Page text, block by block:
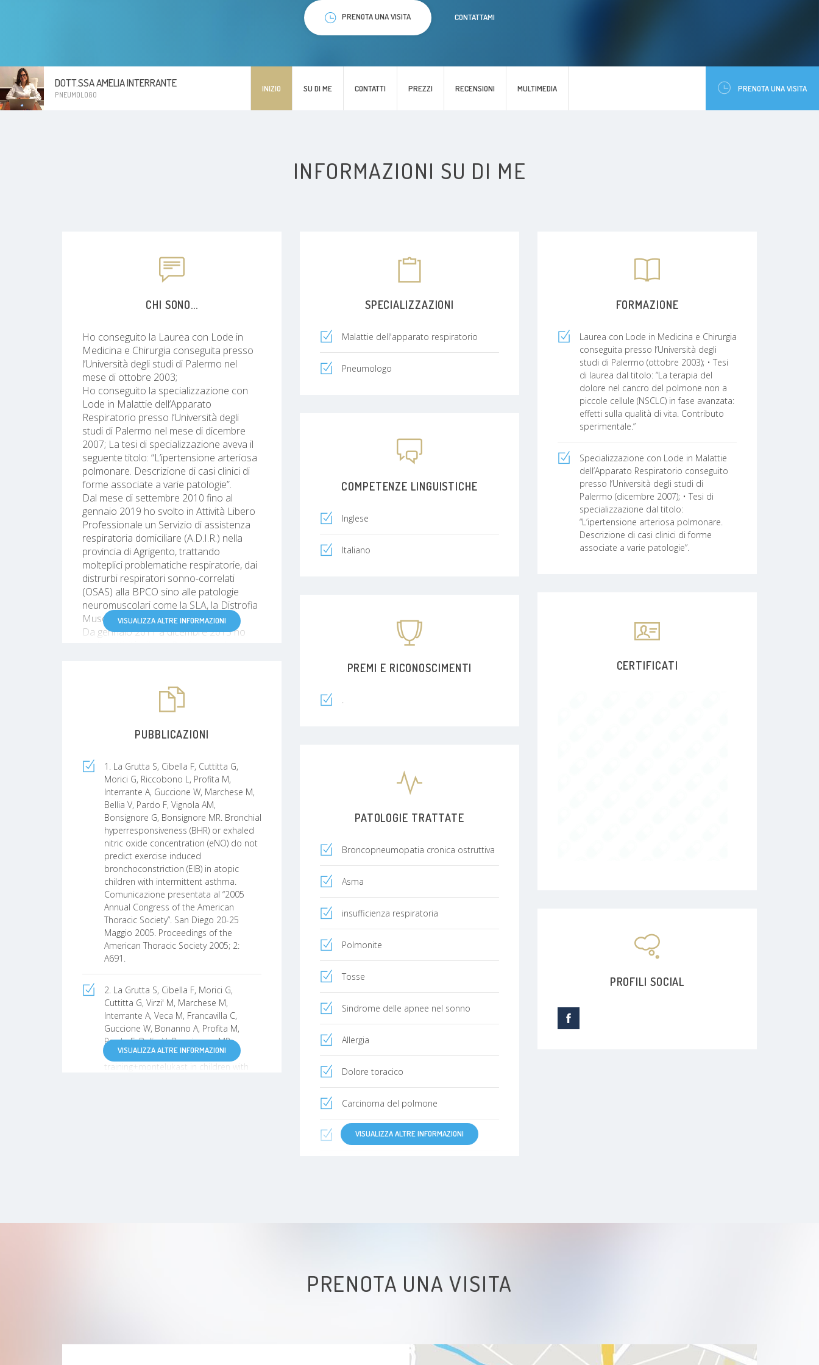
DOTT.SSA AMELIA INTERRANTE
PNEUMOLOGO
INIZIO SU DI ME CONTATTI PREZZI RECENSIONI MULTIMEDIA PRENOTA UNA VISITA
PRENOTA UNA VISITA CONTATTAMI
INFORMAZIONI SU DI ME
CHI SONO...
Ho conseguito la Laurea con Lode in
Medicina e Chirurgia conseguita presso
l’Università degli studi di Palermo nel
mese di ottobre 2003;
Ho conseguito la specializzazione con
Lode in Malattie dell’Apparato
Respiratorio presso l’Università degli
studi di Palermo nel mese di dicembre
2007; La tesi di specializzazione aveva il
seguente titolo: “L’ipertensione arteriosa
polmonare. Descrizione di casi clinici di
forme associate a varie patologie”.
Dal mese di settembre 2010 fino al
gennaio 2019 ho svolto in Attività Libero
Professionale un Servizio di assistenza
respiratoria domiciliare (A.D.I.R.) nella
provincia di Agrigento, trattando
molteplici problematiche respiratorie, dai
distrurbi respiratori sonno-correlati
(OSAS) alla BPCO sino alle patologie
neuromuscolari come la SLA, la Distrofia
Muscolare e la SMA;
Da gennaio 2011 a dicembre 2013 ho
Dal mese di gennaio 2011 e a tutt’oggi
ricopro il ruolo di Responsabile della
Pneumologia presso la Casa di Cura
VISUALIZZA ALTRE INFORMAZIONI
SPECIALIZZAZIONI
Malattie dell'apparato respiratorio
Pneumologo
FORMAZIONE
Laurea con Lode in Medicina e Chirurgia
conseguita presso l’Università degli
studi di Palermo (ottobre 2003); • Tesi
di laurea dal titolo: “La terapia del
dolore nel cancro del polmone non a
piccole cellule (NSCLC) in fase avanzata:
effetti sulla qualità di vita. Contributo
sperimentale.”
Specializzazione con Lode in Malattie
dell’Apparato Respiratorio conseguito
presso l’Università degli studi di
Palermo (dicembre 2007); • Tesi di
specializzazione dal titolo:
“L’ipertensione arteriosa polmonare.
Descrizione di casi clinici di forme
associate a varie patologie”.
COMPETENZE LINGUISTICHE
Inglese
Italiano
CERTIFICATI
PREMI E RICONOSCIMENTI
.
PUBBLICAZIONI
1. La Grutta S, Cibella F, Cuttitta G,
Morici G, Riccobono L, Profita M,
Interrante A, Guccione W, Marchese M,
Bellia V, Pardo F, Vignola AM,
Bonsignore G, Bonsignore MR. Bronchial
hyperresponsiveness (BHR) or exhaled
nitric oxide concentration (eNO) do not
predict exercise induced
bronchoconstriction (EIB) in atopic
children with intermittent asthma.
Comunicazione presentata al “2005
Annual Congress of the American
Thoracic Society”. San Diego 20-25
Maggio 2005. Proceedings of the
American Thoracic Society 2005; 2:
A691.
2. La Grutta S, Cibella F, Morici G,
Cuttitta G, Virzi' M, Marchese M,
Interrante A, Veca M, Francavilla C,
Guccione W, Bonanno A, Profita M,
Pardo F, Bellia V, Bonsignore MR.
Beneficial effects of aerobic
training+montelukast in children with
volume decrease with severity of
VISUALIZZA ALTRE INFORMAZIONI
PATOLOGIE TRATTATE
Broncopneumopatia cronica ostruttiva
Asma
insufficienza respiratoria
Polmonite
Tosse
Sindrome delle apnee nel sonno
Allergia
Dolore toracico
Carcinoma del polmone
Roncopatia
VISUALIZZA ALTRE INFORMAZIONI
PROFILI SOCIAL
PRENOTA UNA VISITA